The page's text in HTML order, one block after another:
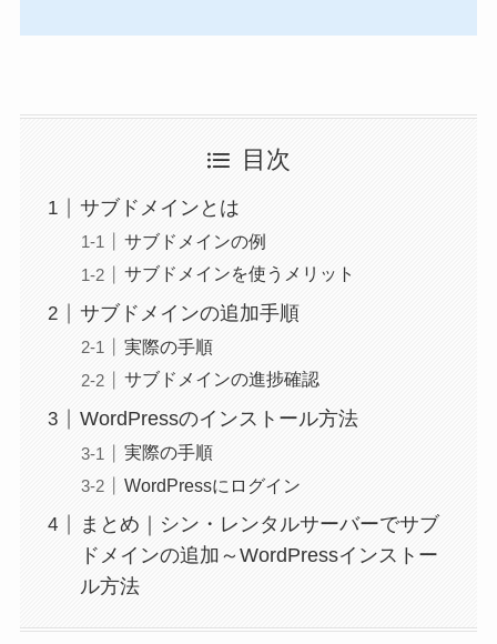
目次
サブドメインとは
サブドメインの例
サブドメインを使うメリット
サブドメインの追加手順
実際の手順
サブドメインの進捗確認
WordPressのインストール方法
実際の手順
WordPressにログイン
まとめ｜シン・レンタルサーバーでサブ
ドメインの追加～WordPressインストー
ル方法